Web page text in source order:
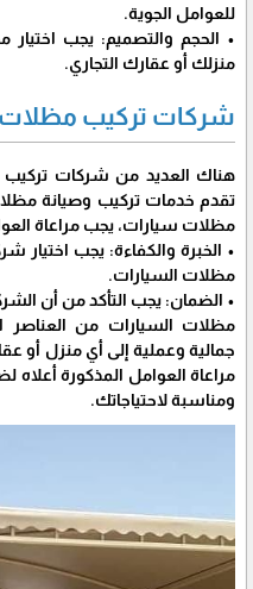
للعوامل الجوية.
• الحجم والتصميم: يجب
منزلك أو عقارك التجاري.
شركات تركيب مظلات
هناك العديد من شركات تركيب
تقدم خدمات تركيب وصيانة
مظلات سيارات، يجب مراعاة
• الخبرة والكفاءة: يجب
مظلات السيارات.
• الضمان: يجب التأكد من أن
مظلات السيارات من
جمالية وعملية إلى أي منزل أو
مراعاة العوامل المذكورة
ومناسبة لاحتياجاتك.